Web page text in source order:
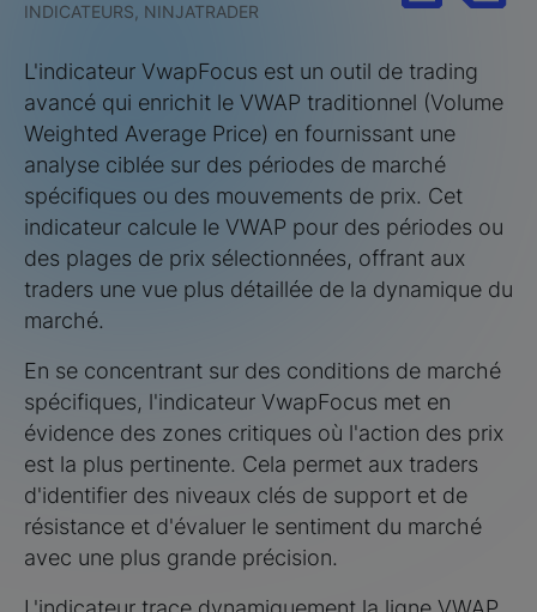
INDICATEURS, NINJATRADER
L'indicateur VwapFocus est un outil de trading
avancé qui enrichit le VWAP traditionnel (Volume
Weighted Average Price) en fournissant une
analyse ciblée sur des périodes de marché
spécifiques ou des mouvements de prix. Cet
indicateur calcule le VWAP pour des périodes ou
des plages de prix sélectionnées, offrant aux
traders une vue plus détaillée de la dynamique du
marché.
En se concentrant sur des conditions de marché
spécifiques, l'indicateur VwapFocus met en
évidence des zones critiques où l'action des prix
est la plus pertinente. Cela permet aux traders
d'identifier des niveaux clés de support et de
résistance et d'évaluer le sentiment du marché
avec une plus grande précision.